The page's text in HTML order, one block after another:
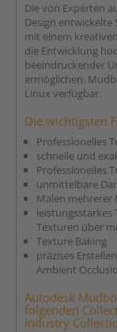
Die von Experten
Design
mit einem
die Entwicklung
beeindruckender
ermöglichen.
Linux verfügbar.
Die wichtigsten
Professionelles
schnelle und
Professionelles
unmittelbare
Malen mehrerer
leistungsstarkes
Texturen über
Texture Baking
präzises
Ambient
Autodesk
folgenden
Industry